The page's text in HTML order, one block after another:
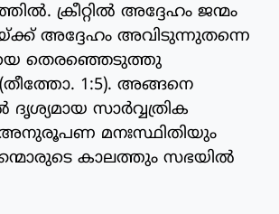
ക്രീറ്റില്‍ അദ്ദേഹം ജന്മം
അദ്ദേഹം അവിടുന്നുതന്നെ
തെരഞ്ഞെടുത്തു
1:5). അങ്ങനെ
സാര്‍വ്വത്രിക
മനഃസ്ഥിതിയും
കാലത്തും സഭയില്‍